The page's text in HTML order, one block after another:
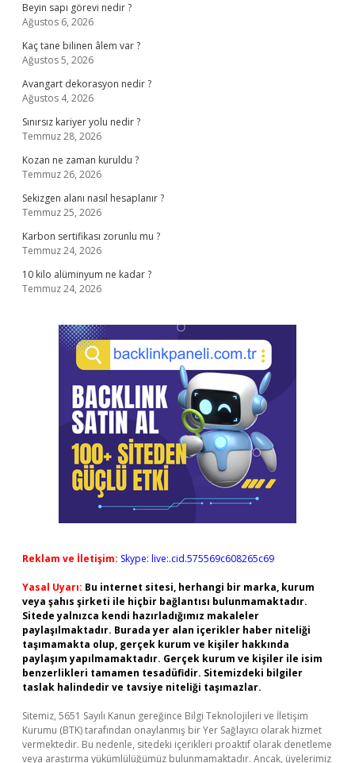
Beyin sapı görevi nedir ?
Ağustos 6, 2026
Kaç tane bilinen âlem var ?
Ağustos 5, 2026
Avangart dekorasyon nedir ?
Ağustos 4, 2026
Sınırsız kariyer yolu nedir ?
Temmuz 28, 2026
Kozan ne zaman kuruldu ?
Temmuz 26, 2026
Sekizgen alanı nasıl hesaplanır ?
Temmuz 25, 2026
Karbon sertifikası zorunlu mu ?
Temmuz 24, 2026
10 kilo alüminyum ne kadar ?
Temmuz 24, 2026
Reklam ve İletişim: Skype: live:.cid.575569c608265c69
Yasal Uyarı: Bu internet sitesi, herhangi bir marka, kurum
veya şahıs şirketi ile hiçbir bağlantısı bulunmamaktadır.
Sitede yalnızca kendi hazırladığımız makaleler
paylaşılmaktadır. Burada yer alan içerikler haber niteliği
taşımamakta olup, gerçek kurum ve kişiler hakkında
paylaşım yapılmamaktadır. Gerçek kurum ve kişiler ile isim
benzerlikleri tamamen tesadüfidir. Sitemizdeki bilgiler
taslak halindedir ve tavsiye niteliği taşımazlar.
Sitemiz, 5651 Sayılı Kanun gereğince Bilgi Teknolojileri ve İletişim
Kurumu (BTK) tarafından onaylanmış bir Yer Sağlayıcı olarak hizmet
vermektedir. Bu nedenle, sitedeki içerikleri proaktif olarak denetleme
veya araştırma yükümlülüğümüz bulunmamaktadır. Ancak, üyelerimiz